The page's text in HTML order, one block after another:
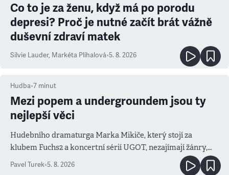
Co to je za ženu, když má po porodu
depresi? Proč je nutné začít brát vážně
duševní zdraví matek
Silvie Lauder, Markéta Plíhalová•5. 8. 2026
Hudba•7 minut
Mezi popem a undergroundem jsou ty
nejlepší věci
Hudebního dramaturga Marka Mikiče, který stojí za
klubem Fuchs2 a koncertní sérií UGOT, nezajímají žánry,
Pavel Turek•5. 8. 2026